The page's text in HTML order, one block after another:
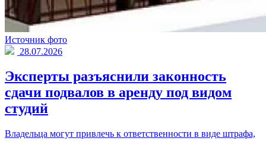
Источник фото
28.07.2026
Эксперты разъяснили законность
сдачи подвалов в аренду под видом
студий
Владельца могут привлечь к ответственности в виде штрафа,